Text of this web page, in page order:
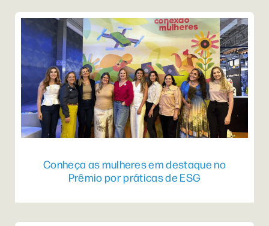
Conheça as mulheres em destaque no
Prêmio por práticas de ESG